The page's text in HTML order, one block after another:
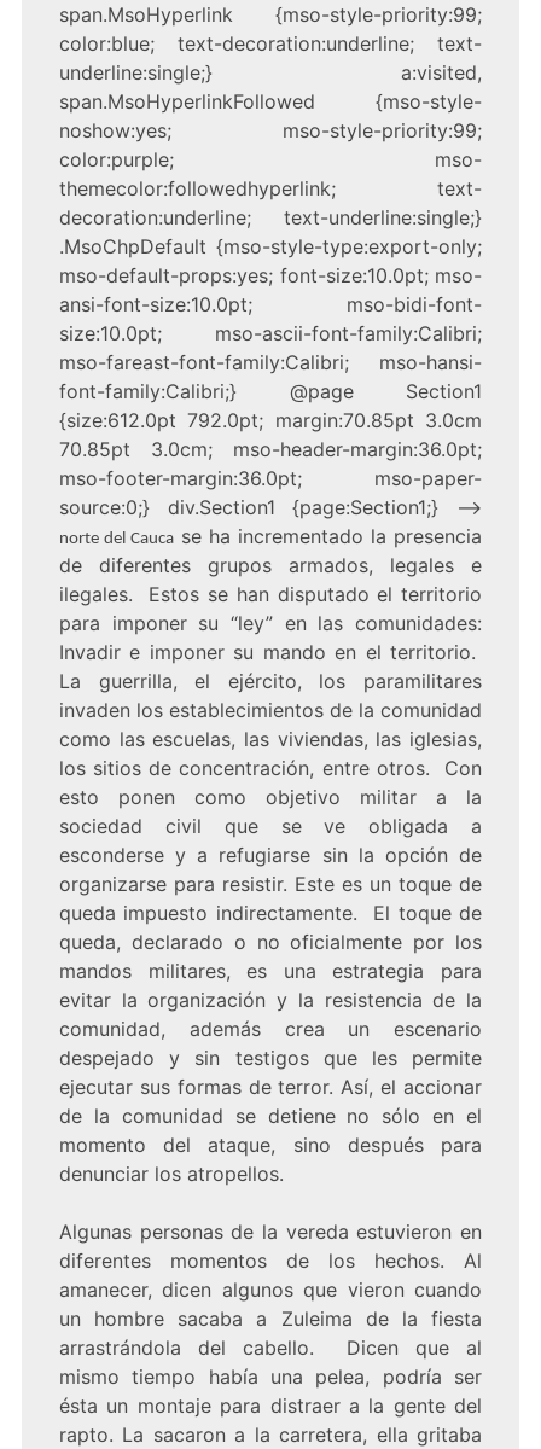
span.MsoHyperlink {mso-style-priority:99;
color:blue; text-decoration:underline; text-
underline:single;} a:visited,
span.MsoHyperlinkFollowed {mso-style-
noshow:yes; mso-style-priority:99;
color:purple; mso-
themecolor:followedhyperlink; text-
decoration:underline; text-underline:single;}
.MsoChpDefault {mso-style-type:export-only;
mso-default-props:yes; font-size:10.0pt; mso-
ansi-font-size:10.0pt; mso-bidi-font-
size:10.0pt; mso-ascii-font-family:Calibri;
mso-fareast-font-family:Calibri; mso-hansi-
font-family:Calibri;} @page Section1
{size:612.0pt 792.0pt; margin:70.85pt 3.0cm
70.85pt 3.0cm; mso-header-margin:36.0pt;
mso-footer-margin:36.0pt; mso-paper-
source:0;} div.Section1 {page:Section1;} –>
norte del Caucase ha incrementado la presencia
de diferentes grupos armados, legales e
ilegales. Estos se han disputado el territorio
para imponer su “ley” en las comunidades:
Invadir e imponer su mando en el territorio.
La guerrilla, el ejército, los paramilitares
invaden los establecimientos de la comunidad
como las escuelas, las viviendas, las iglesias,
los sitios de concentración, entre otros. Con
esto ponen como objetivo militar a la
sociedad civil que se ve obligada a
esconderse y a refugiarse sin la opción de
organizarse para resistir. Este es un toque de
queda impuesto indirectamente. El toque de
queda, declarado o no oficialmente por los
mandos militares, es una estrategia para
evitar la organización y la resistencia de la
comunidad, además crea un escenario
despejado y sin testigos que les permite
ejecutar sus formas de terror. Así, el accionar
de la comunidad se detiene no sólo en el
momento del ataque, sino después para
denunciar los atropellos.
Algunas personas de la vereda estuvieron en
diferentes momentos de los hechos. Al
amanecer, dicen algunos que vieron cuando
un hombre sacaba a Zuleima de la fiesta
arrastrándola del cabello. Dicen que al
mismo tiempo había una pelea, podría ser
ésta un montaje para distraer a la gente del
rapto. La sacaron a la carretera, ella gritaba